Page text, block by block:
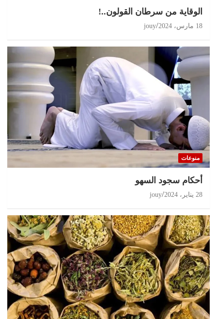
الوقاية من سرطان القولون..!
18 مارس، 2024 jouy
منوعات
أحكام سجود السهو
28 يناير، 2024 jouy